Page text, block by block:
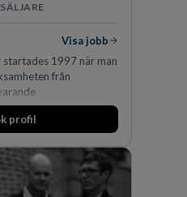
Visa jobb
startades 1997 när man
från
Sedan dess har
genom ett antal
av Volvo
på 20
profil